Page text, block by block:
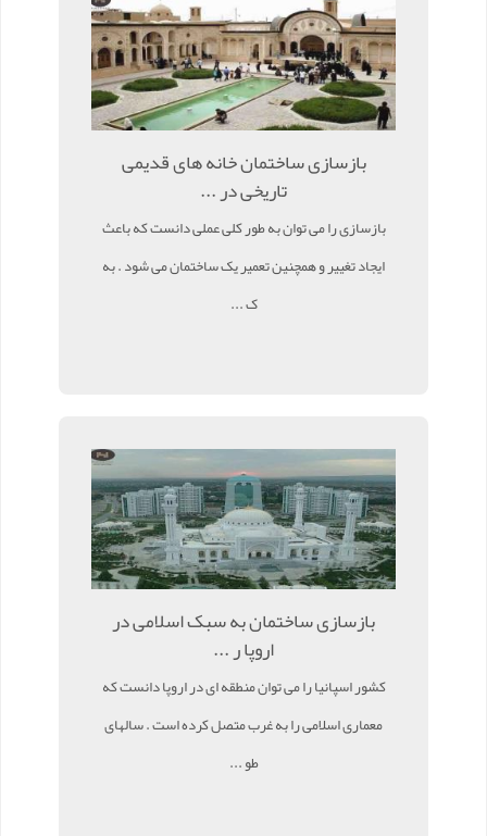
بازسازی ساختمان خانه های قدیمی
تاریخی در ...
بازسازی را می توان به طور کلی عملی دانست که باعث
ایجاد تغییر و همچنین تعمیر یک ساختمان می شود . به
ک ...
بازسازی ساختمان به سبک اسلامی در
اروپا ر ...
کشور اسپانیا را می توان منطقه ای در اروپا دانست که
معماری اسلامی را به غرب متصل کرده است . سالهای
طو ...